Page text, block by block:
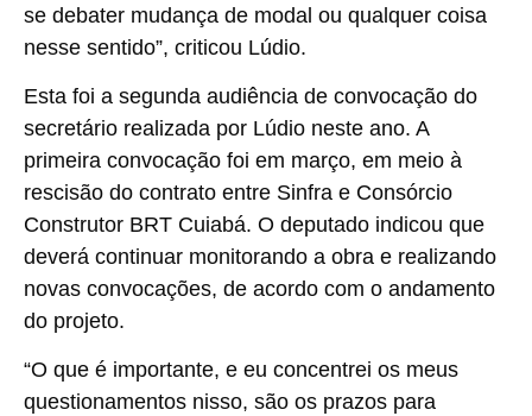
se debater mudança de modal ou qualquer coisa
nesse sentido”, criticou Lúdio.
Esta foi a segunda audiência de convocação do
secretário realizada por Lúdio neste ano. A
primeira convocação foi em março, em meio à
rescisão do contrato entre Sinfra e Consórcio
Construtor BRT Cuiabá. O deputado indicou que
deverá continuar monitorando a obra e realizando
novas convocações, de acordo com o andamento
do projeto.
“O que é importante, e eu concentrei os meus
questionamentos nisso, são os prazos para